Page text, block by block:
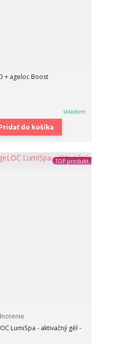
+ ageloc Boost
skladom
do košíka
TOP produkt
LumiSpa - aktivačný gél -